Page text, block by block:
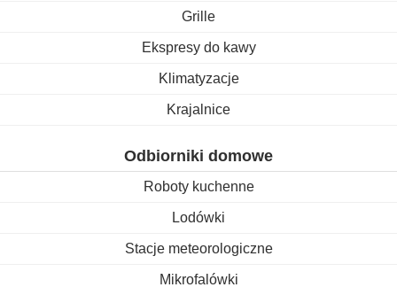
Grille
Ekspresy do kawy
Klimatyzacje
Krajalnice
Odbiorniki domowe
Roboty kuchenne
Lodówki
Stacje meteorologiczne
Mikrofalówki